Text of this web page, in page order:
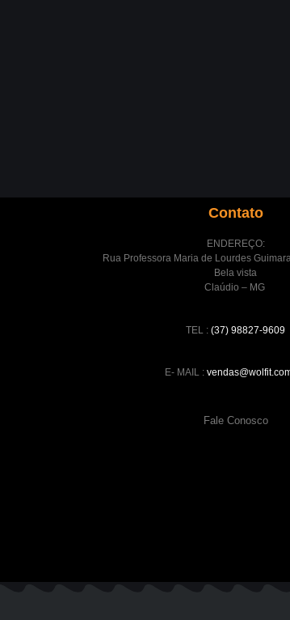
Contato
ENDEREÇO:
Rua Professora Maria de Lourdes
Bela vista
Claúdio – MG
TEL :(37) 98827-9609
E- MAIL :
Fale Conosco